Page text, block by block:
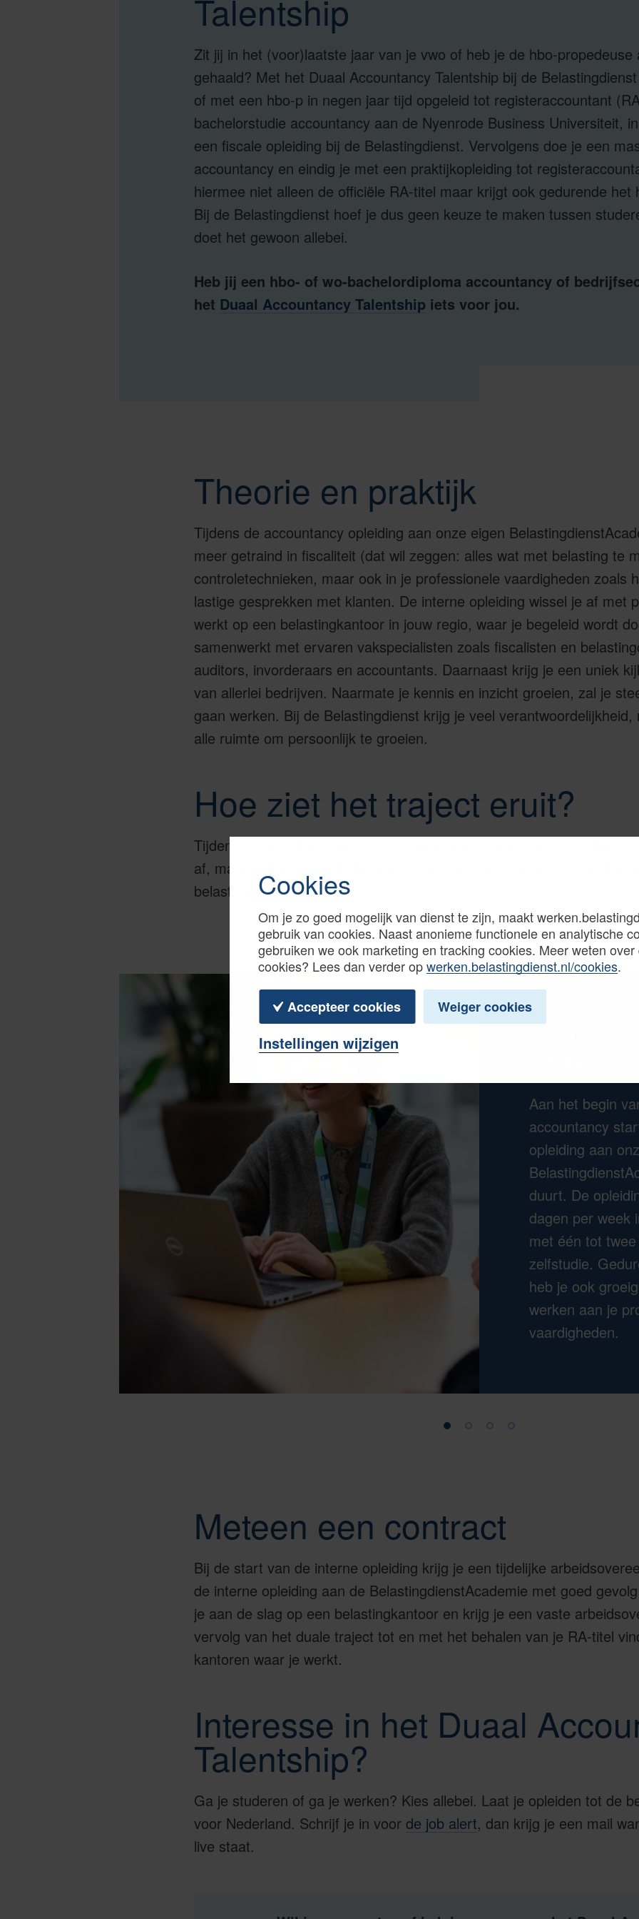
Cookies
Om je zo goed mogelijk van dienst te zijn, maakt
gebruik van cookies. Naast anonieme functionele en analytische
gebruiken we ook marketing en tracking cookies. Meer weten over
cookies? Lees dan verder opwerken.belastingdienst.nl/cookies.
Accepteer cookies Weiger cookies
Instellingen wijzigen
Talentship
Zit jij in het (voor)laatste jaar van je vwo of heb je de hbo-propedeuse
gehaald? Met het Duaal Accountancy Talentship bij de
of met een hbo-p in negen jaar tijd opgeleid tot registeraccountant
bachelorstudie accountancy aan de Nyenrode Business Universiteit,
een fiscale opleiding bij de Belastingdienst. Vervolgens doe je een
accountancy en eindig je met een praktijkopleiding tot
hiermee niet alleen de officiële RA-titel maar krijgt ook gedurende het
Bij de Belastingdienst hoef je dus geen keuze te maken tussen
doet het gewoon allebei.
Heb jij een hbo- of wo-bachelordiploma accountancy of
het Duaal Accountancy Talentship iets voor jou.
Theorie en praktijk
Tijdens de accountancy opleiding aan onze eigen
meer getraind in fiscaliteit (dat wil zeggen: alles wat met belasting te
controletechnieken, maar ook in je professionele vaardigheden zoals
lastige gesprekken met klanten. De interne opleiding wissel je af met
werkt op een belastingkantoor in jouw regio, waar je begeleid wordt
samenwerkt met ervaren vakspecialisten zoals fiscalisten en
auditors, invorderaars en accountants. Daarnaast krijg je een uniek
van allerlei bedrijven. Naarmate je kennis en inzicht groeien, zal je
gaan werken. Bij de Belastingdienst krijg je veel
alle ruimte om persoonlijk te groeien.
Hoe ziet het traject eruit?
Tijdens de opleiding aan de BelastingdienstAcademie wisselen
af, maar ook gedurende de rest van het traject combineer je
belastingkantoor in jouw regio.
Aan het begin
accountancy
opleiding aan
duurt. De
dagen per week
met één tot
zelfstudie.
heb je ook
werken aan je
vaardigheden.
01
02
03
04
Meteen een contract
Bij de start van de interne opleiding krijg je een tijdelijke
de interne opleiding aan de BelastingdienstAcademie met goed
je aan de slag op een belastingkantoor en krijg je een vaste
vervolg van het duale traject tot en met het behalen van je RA-titel
kantoren waar je werkt.
Interesse in het Duaal
Talentship?
Ga je studeren of ga je werken? Kies allebei. Laat je opleiden tot de
voor Nederland. Schrijf je in voor de job alert, dan krijg je een mail
live staat.